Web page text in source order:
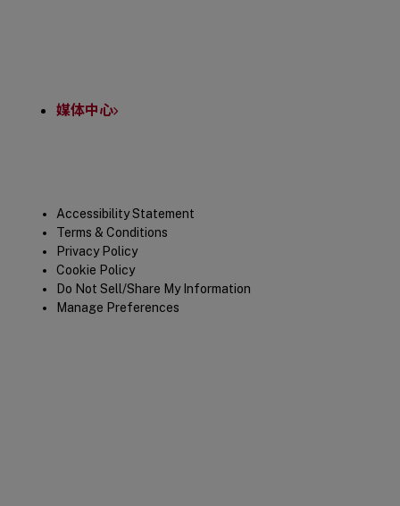
媒体中心
LegalAccessibility Statement
Terms & Conditions
Privacy Policy
Cookie Policy
Do Not Sell/Share My Information
Manage Preferences